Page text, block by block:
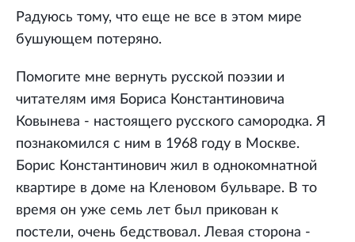
Радуюсь тому, что еще не все в этом мире
бушующем потеряно.
Помогите мне вернуть русской поэзии и
читателям имя Бориса Константиновича
Ковынева - настоящего русского самородка. Я
познакомился с ним в 1968 году в Москве.
Борис Константинович жил в однокомнатной
квартире в доме на Кленовом бульваре. В то
время он уже семь лет был прикован к
постели, очень бедствовал. Левая сторона -